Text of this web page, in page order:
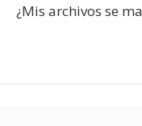
¿Mis archivos se